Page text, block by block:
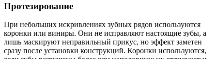
Протезирование
При небольших искривлениях зубных рядов используются
коронки или виниры. Они не исправляют настоящие зубы, а
лишь маскируют неправильный прикус, но эффект заметен
сразу после установки конструкций. Коронки используются,